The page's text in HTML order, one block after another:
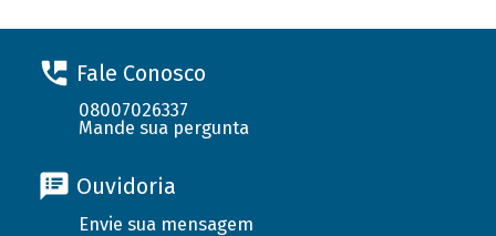
Fale Conosco
08007026337
Mande sua pergunta
Ouvidoria
Envie sua mensagem